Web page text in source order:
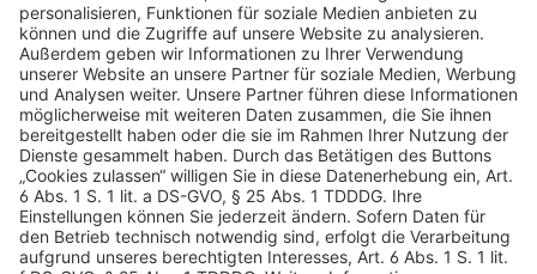
AGB Datenschutz
Impressum